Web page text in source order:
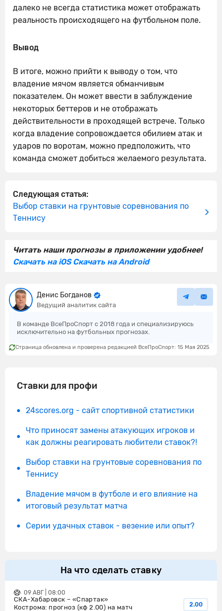
далеко не всегда статистика может отображать
реальность происходящего на футбольном поле.
Вывод
В итоге, можно прийти к выводу о том, что
владение мячом является обманчивым
показателем. Он может ввести в заблуждение
некоторых беттеров и не отображать
действительности в проходящей встрече. Только
когда владение сопровождается обилием атак и
ударов по воротам, можно предположить, что
команда сможет добиться желаемого результата.
Следующая статья:
Выбор ставки на грунтовые соревнования по
Теннису
Читать наши прогнозы в приложении удобнее!
Скачать на iOSСкачать на Android
Денис Богданов
Ведущий аналитик сайта
В команде ВсеПроСпорт с 2018 года и специализируюсь
исключительно на футбольных прогнозах.
Страница обновлена и проверена редакцией ВсеПроСпорт: 15 Мая 2025
Ставки для профи
24scores.org - сайт спортивной статистики
Что приносят замены атакующих игроков и
как должны реагировать любители ставок?!
Выбор ставки на грунтовые соревнования по
Теннису
Владение мячом в футболе и его влияние на
итоговый результат матча
Серии удачных ставок - везение или опыт?
На что сделать ставку
09 АВГ | 08:00
СКА-Хабаровск – «Спартак»
Кострома: прогноз (кф 2.00) на матч
2.00